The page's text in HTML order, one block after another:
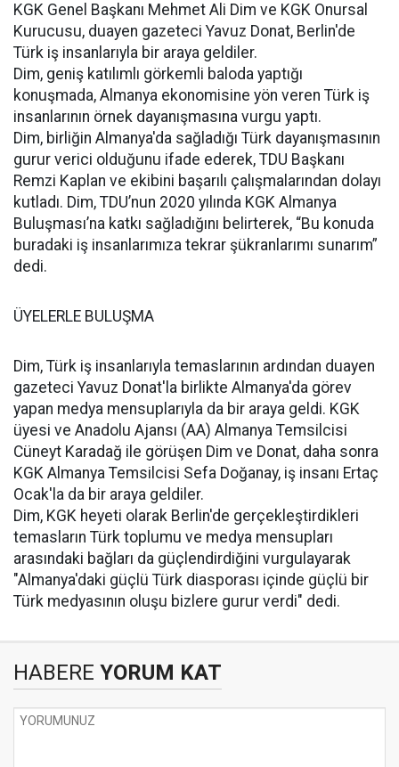
KGK Genel Başkanı Mehmet Ali Dim ve KGK Onursal
Kurucusu, duayen gazeteci Yavuz Donat, Berlin'de
Türk iş insanlarıyla bir araya geldiler.
Dim, geniş katılımlı görkemli baloda yaptığı
konuşmada, Almanya ekonomisine yön veren Türk iş
insanlarının örnek dayanışmasına vurgu yaptı.
Dim, birliğin Almanya'da sağladığı Türk dayanışmasının
gurur verici olduğunu ifade ederek, TDU Başkanı
Remzi Kaplan ve ekibini başarılı çalışmalarından dolayı
kutladı. Dim, TDU’nun 2020 yılında KGK Almanya
Buluşması’na katkı sağladığını belirterek, “Bu konuda
buradaki iş insanlarımıza tekrar şükranlarımı sunarım”
dedi.
ÜYELERLE BULUŞMA
Dim, Türk iş insanlarıyla temaslarının ardından duayen
gazeteci Yavuz Donat'la birlikte Almanya'da görev
yapan medya mensuplarıyla da bir araya geldi. KGK
üyesi ve Anadolu Ajansı (AA) Almanya Temsilcisi
Cüneyt Karadağ ile görüşen Dim ve Donat, daha sonra
KGK Almanya Temsilcisi Sefa Doğanay, iş insanı Ertaç
Ocak'la da bir araya geldiler.
Dim, KGK heyeti olarak Berlin'de gerçekleştirdikleri
temasların Türk toplumu ve medya mensupları
arasındaki bağları da güçlendirdiğini vurgulayarak
"Almanya'daki güçlü Türk diasporası içinde güçlü bir
Türk medyasının oluşu bizlere gurur verdi" dedi.
HABERE YORUM KAT